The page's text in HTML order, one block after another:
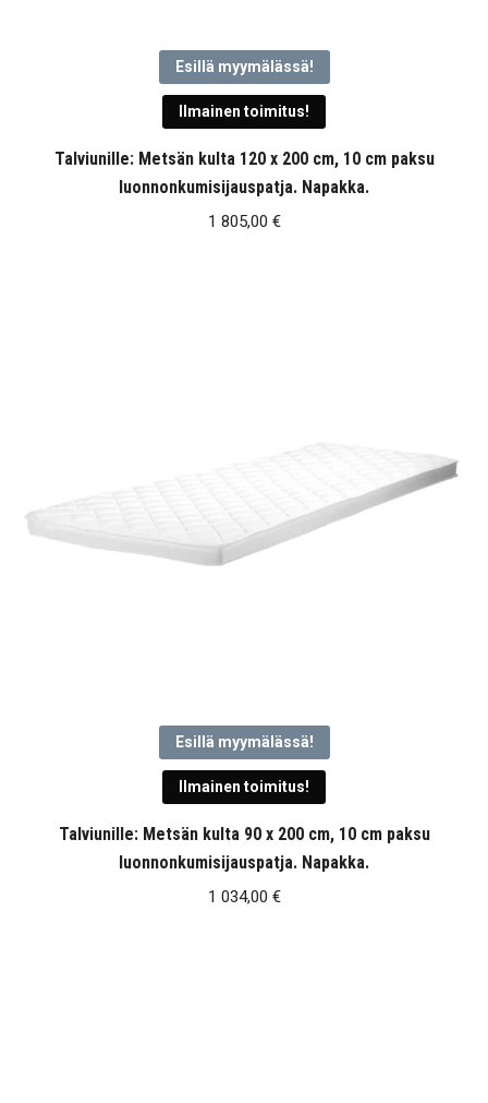
Esillä myymälässä!
Ilmainen toimitus!
Talviunille: Metsän kulta 120 x 200 cm, 10 cm paksu
luonnonkumisijauspatja. Napakka.
1 805,00 €
Esillä myymälässä!
Ilmainen toimitus!
Talviunille: Metsän kulta 90 x 200 cm, 10 cm paksu
luonnonkumisijauspatja. Napakka.
1 034,00 €